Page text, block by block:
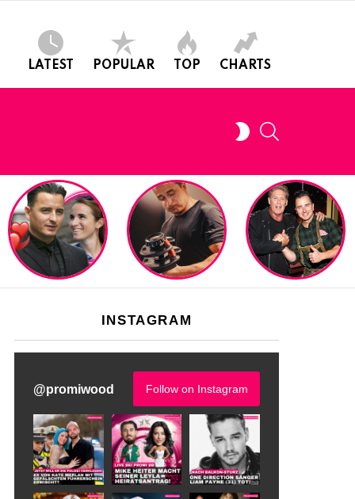
LATEST POPULAR TOP CHARTS
SWITCH
SKIN
INSTAGRAM
@promiwood Follow on Instagram